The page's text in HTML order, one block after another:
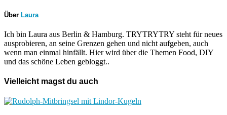
Über Laura
Ich bin Laura aus Berlin & Hamburg. TRYTRYTRY steht für neues
ausprobieren, an seine Grenzen gehen und nicht aufgeben, auch
wenn man einmal hinfällt. Hier wird über die Themen Food, DIY
und das schöne Leben gebloggt..
Vielleicht magst du auch